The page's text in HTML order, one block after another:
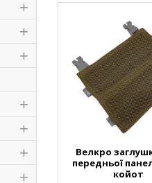
Велкро
передньої
койот